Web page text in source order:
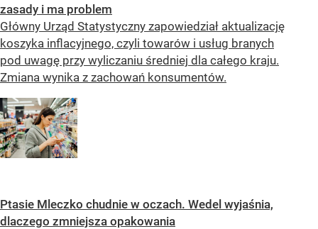
zasady i ma problem
Główny Urząd Statystyczny zapowiedział aktualizację
koszyka inflacyjnego, czyli towarów i usług branych
pod uwagę przy wyliczaniu średniej dla całego kraju.
Zmiana wynika z zachowań konsumentów.
Ptasie Mleczko chudnie w oczach. Wedel wyjaśnia,
dlaczego zmniejsza opakowania